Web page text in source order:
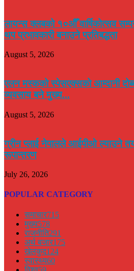
लायन्स क्लबको १०औँ वार्षिकोत्सव
थप प्रभावकारी बनाउने प्रतिबद्धता
August 5, 2026
एलन मस्कको स्पेसएक्सको आम्दानी
व्यवसाय बने मुख्य...
August 5, 2026
ग्रीन प्लाई नेपालले आईपीओ ल्याउने
रूपान्तरण
July 26, 2026
POPULAR CATEGORY
समाचार715
मुख्य578
राजनीति291
अर्थ बजार175
खेलकुद124
स्वास्थ्य60